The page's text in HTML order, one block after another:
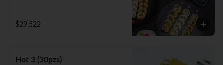
queso o palta).
Sake Edu (camarón apanado, palta y
Panko Kani (kanikama, queso y cebollín.
$29.522
Hot 3 (30pzs)